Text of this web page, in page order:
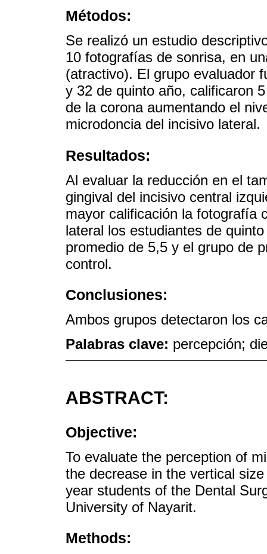
Métodos:
Se realizó un estudio
10 fotografías de sonrisa, en
(atractivo). El grupo evaluador
y 32 de quinto año, calificaron
de la corona aumentando el
microdoncia del incisivo lateral.
Resultados:
Al evaluar la reducción en el
gingival del incisivo central
mayor calificación la fotografía
lateral los estudiantes de
promedio de 5,5 y el grupo de
control.
Conclusiones:
Ambos grupos detectaron los
Palabras clave: percepción;
ABSTRACT:
Objective:
To evaluate the perception of
the decrease in the vertical
year students of the Dental
University of Nayarit.
Methods: